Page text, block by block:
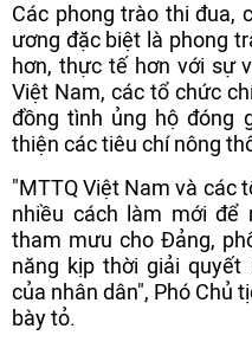
Các phong trào thi đua,
ương đặc biệt là phong
hơn, thực tế hơn với sự
Việt Nam, các tổ chức
đồng tình ủng hộ đóng
thiện các tiêu chí nông
"MTTQ Việt Nam và các
nhiều cách làm mới để
tham mưu cho Đảng,
năng kịp thời giải
của nhân dân", Phó Chủ
bày tỏ.